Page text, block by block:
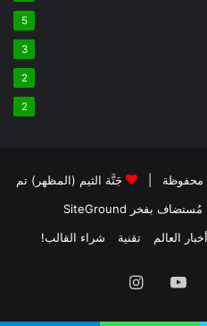
5
3
2
2
جَنَّة الثيم (المظهر) تم
| مُستضاف بفخر SiteGround
أخبار العالم تقنية شراء القالب!
تويتر يوتيوب